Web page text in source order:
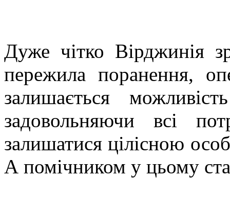
Дуже чітко Вірджинія
пережила поранення,
залишається
задовольняючи всі
залишатися цілісною
А помічником у цьому